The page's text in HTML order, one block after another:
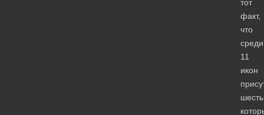
тот
факт,
что
среди
11
икон